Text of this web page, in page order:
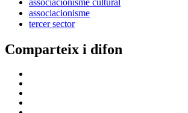
associacionisme
tercer sector
Comparteix i difon